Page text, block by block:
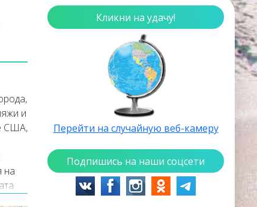
и
США,
на
Кликни на удачу!
Перейти на случайную веб-камеру
Подпишись на наши соцсети